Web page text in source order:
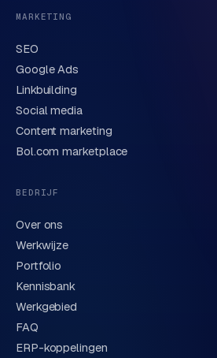
Verstuur aanvraag
We behandelen je gegevens
privacyverklaring. Of bel direct
MARKETING
SEO
Google Ads
Linkbuilding
Social media
Content marketing
Bol.com marketplace
BEDRIJF
Over ons
Werkwijze
Portfolio
Kennisbank
Werkgebied
FAQ
ERP-koppelingen